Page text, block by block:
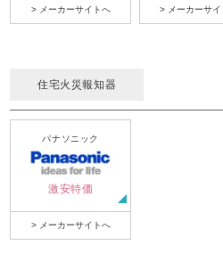
> メーカーサイトへ > メーカーサイ
住宅火災報知器
パナソニック
激安特価
> メーカーサイトへ